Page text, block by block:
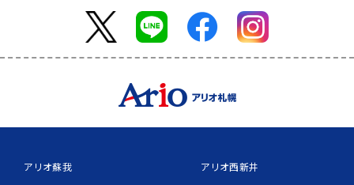
アリオ蘇我 アリオ西新井